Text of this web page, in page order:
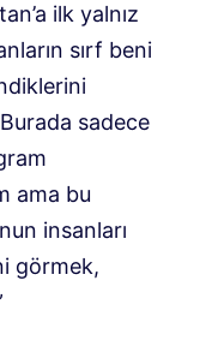
ilk yalnız
sırf beni
sadece
ama bu
insanları
görmek,